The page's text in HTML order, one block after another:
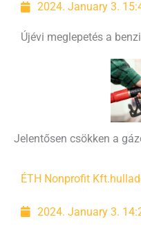
2024. January 3.
Újévi meglepetés a
Jelentősen csökken a
ÉTH Nonprofit Kft.
2024. January 3.